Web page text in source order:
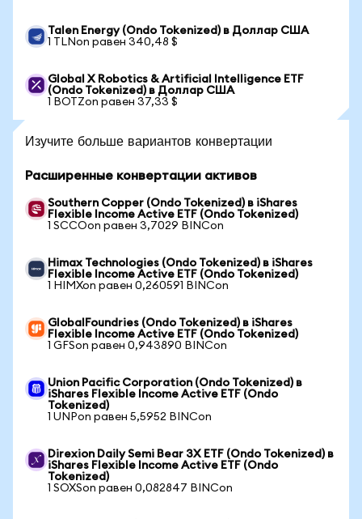
Talen Energy (Ondo Tokenized) в Доллар США
1 TLNon равен 340,48 $
Global X Robotics & Artificial Intelligence ETF
(Ondo Tokenized) в Доллар США
1 BOTZon равен 37,33 $
Изучите больше вариантов конвертации
Расширенные конвертации активов
Southern Copper (Ondo Tokenized) в iShares
Flexible Income Active ETF (Ondo Tokenized)
1 SCCOon равен 3,7029 BINCon
Himax Technologies (Ondo Tokenized) в iShares
Flexible Income Active ETF (Ondo Tokenized)
1 HIMXon равен 0,260591 BINCon
GlobalFoundries (Ondo Tokenized) в iShares
Flexible Income Active ETF (Ondo Tokenized)
1 GFSon равен 0,943890 BINCon
Union Pacific Corporation (Ondo Tokenized) в
iShares Flexible Income Active ETF (Ondo
Tokenized)
1 UNPon равен 5,5952 BINCon
Direxion Daily Semi Bear 3X ETF (Ondo Tokenized) в
iShares Flexible Income Active ETF (Ondo
Tokenized)
1 SOXSon равен 0,082847 BINCon